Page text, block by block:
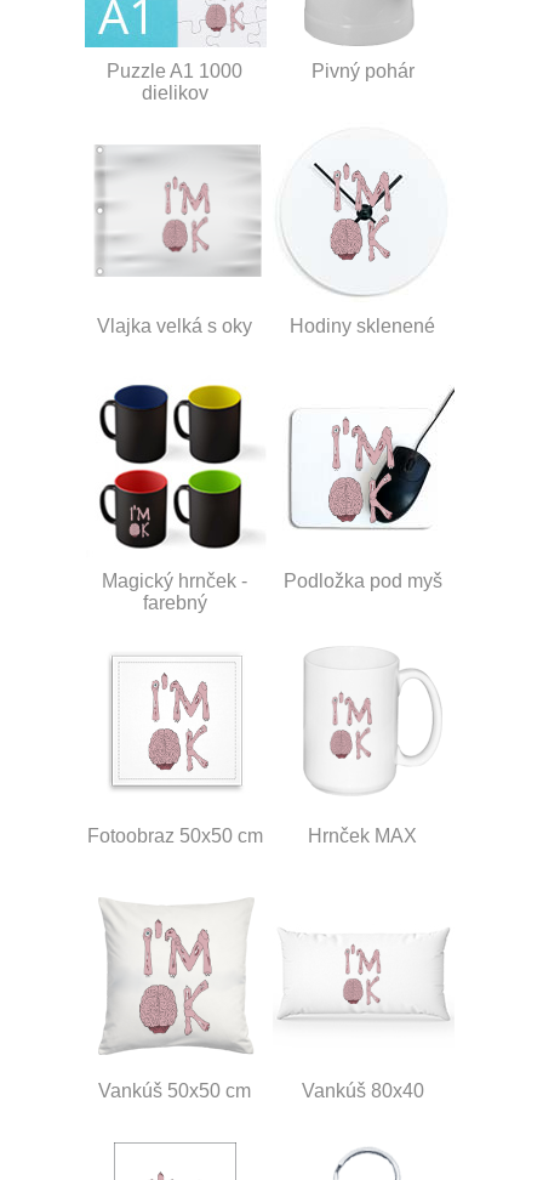
Puzzle A1 1000
dielikov
Pivný pohár
Vlajka velká s oky Hodiny sklenené
Magický hrnček -
farebný
Podložka pod myš
Fotoobraz 50x50 cm Hrnček MAX
Vankúš 50x50 cm Vankúš 80x40